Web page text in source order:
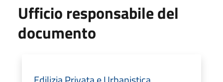
Ufficio responsabile del
documento